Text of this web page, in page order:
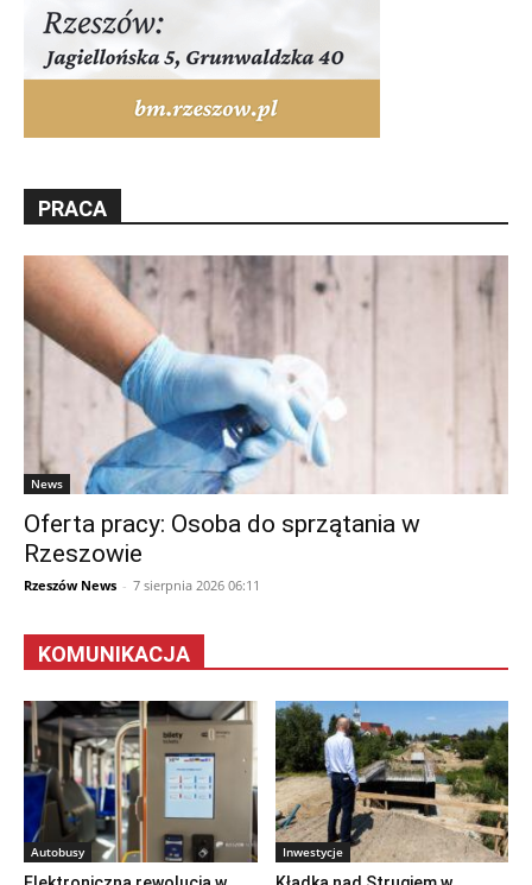
PRACA
News
Oferta pracy: Osoba do sprzątania w
Rzeszowie
Rzeszów News - 7 sierpnia 2026 06:11
KOMUNIKACJA
Autobusy Inwestycje